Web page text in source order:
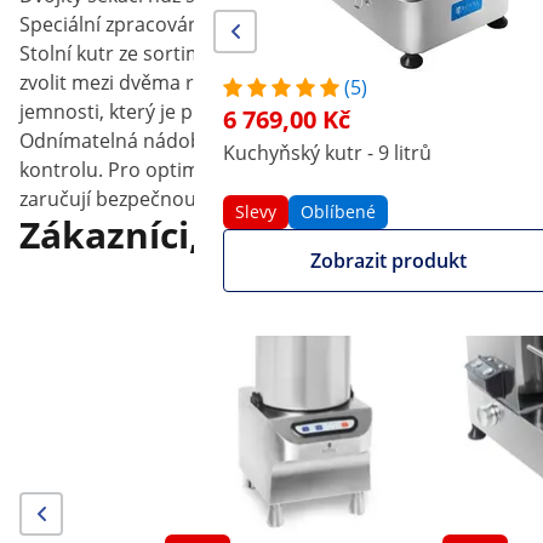
(5)
6 769,00 Kč
Kuchyňský kutr - 9 litrů
Slevy Oblíbené
Zobrazit produkt
Speciální zpracování nože zaručuje dlouhodobě
Stolní kutr ze sortimentu řeznických potřeb značky
zvolit mezi dvěma rychlostmi otáčení (1500/2800 ot/
jemnosti, který je pro vás ideální, a během několika
Odnímatelná nádoba na přípravu potravin má celkový
kontrolu. Pro optimální pohled do nádoby je ve víku
zaručují bezpečnou a pohodlnou přepravu.
Zákazníci, kteří si prohlédli